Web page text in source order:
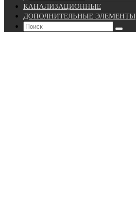
КАНАЛИЗАЦИОННЫЕ
ДОПОЛНИТЕЛЬНЫЕ ЭЛЕМЕНТЫ